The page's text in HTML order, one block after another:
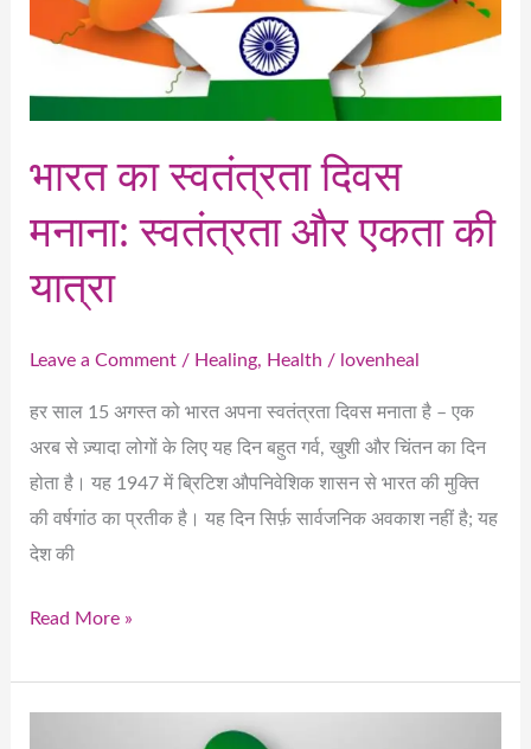
भारत का स्वतंत्रता दिवस
मनाना: स्वतंत्रता और एकता की
यात्रा
Leave a Comment / Healing, Health / lovenheal
हर साल 15 अगस्त को भारत अपना स्वतंत्रता दिवस मनाता है – एक
अरब से ज़्यादा लोगों के लिए यह दिन बहुत गर्व, खुशी और चिंतन का दिन
होता है। यह 1947 में ब्रिटिश औपनिवेशिक शासन से भारत की मुक्ति
की वर्षगांठ का प्रतीक है। यह दिन सिर्फ़ सार्वजनिक अवकाश नहीं है; यह
देश की
Read More »